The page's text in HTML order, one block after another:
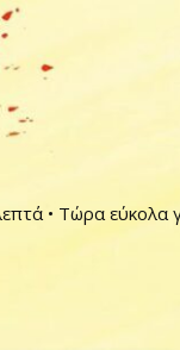
• Τώρα εύκολα